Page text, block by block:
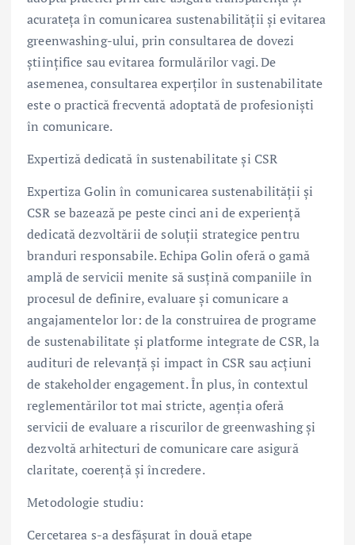
acurateța în comunicarea sustenabilității și evitarea
greenwashing-ului, prin consultarea de dovezi
științifice sau evitarea formulărilor vagi. De
asemenea, consultarea experților în sustenabilitate
este o practică frecventă adoptată de profesioniști
în comunicare.
Expertiză dedicată în sustenabilitate și CSR
Expertiza Golin în comunicarea sustenabilității și
CSR se bazează pe peste cinci ani de experiență
dedicată dezvoltării de soluții strategice pentru
branduri responsabile. Echipa Golin oferă o gamă
amplă de servicii menite să susțină companiile în
procesul de definire, evaluare și comunicare a
angajamentelor lor: de la construirea de programe
de sustenabilitate și platforme integrate de CSR, la
audituri de relevanță și impact în CSR sau acțiuni
de stakeholder engagement. În plus, în contextul
reglementărilor tot mai stricte, agenția oferă
servicii de evaluare a riscurilor de greenwashing și
dezvoltă arhitecturi de comunicare care asigură
claritate, coerență și încredere.
Metodologie studiu:
Cercetarea s-a desfășurat în două etape